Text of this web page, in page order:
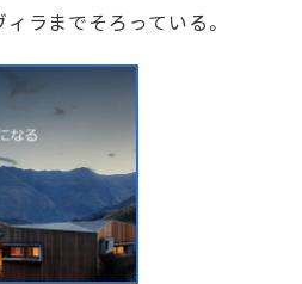
ラまでそろっている。